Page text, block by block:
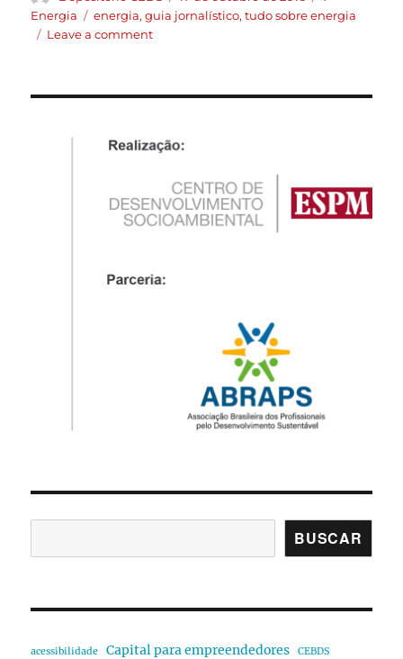
Energia
energia,guia jornalístico,tudo sobre energia
Leave a comment
BUSCAR
acessibilidade Capital para empreendedores CEBDS